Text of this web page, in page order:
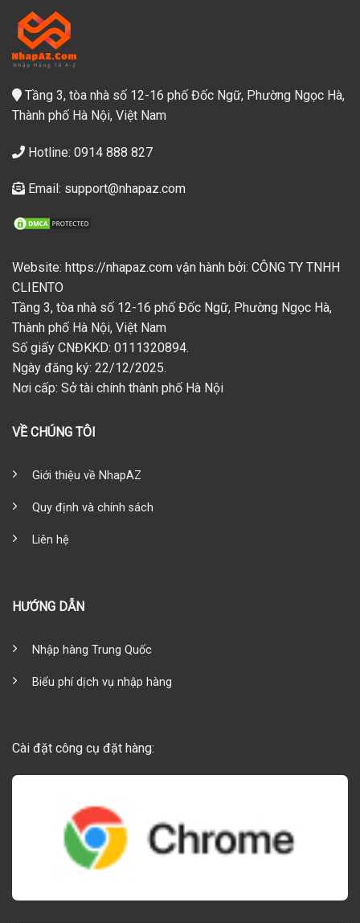
Tầng 3, tòa nhà số 12-16 phố Đốc Ngữ, Phường Ngọc Hà,
Thành phố Hà Nội, Việt Nam
Hotline: 0914 888 827
Email: support@nhapaz.com
Website: https://nhapaz.com vận hành bởi: CÔNG TY TNHH
CLIENTO
Tầng 3, tòa nhà số 12-16 phố Đốc Ngữ, Phường Ngọc Hà,
Thành phố Hà Nội, Việt Nam
Số giấy CNĐKKD: 0111320894.
Ngày đăng ký: 22/12/2025.
Nơi cấp: Sở tài chính thành phố Hà Nội
VỀ CHÚNG TÔI
Giới thiệu về NhapAZ
Quy định và chính sách
Liên hệ
HƯỚNG DẪN
Nhập hàng Trung Quốc
Biểu phí dịch vụ nhập hàng
Cài đặt công cụ đặt hàng: